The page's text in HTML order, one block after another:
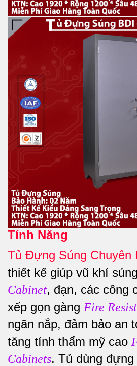
Tính Năng
Tủ Đựng Súng Chuyên
thiết kế giúp vũ khí súng
Cabinet, đạn, các công
xếp gọn gàng Fire
ngăn nắp, đảm bảo an
tăng tính thẩm mỹ cao
Cabinets. Tủ dùng